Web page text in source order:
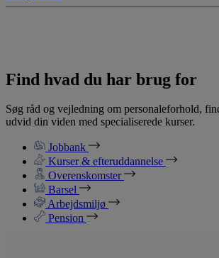
Find hvad du har brug for
Søg råd og vejledning om personaleforhold,
udvid din viden med specialiserede kurser.
Jobbank
Kurser & efteruddannelse
Overenskomster
Barsel
Arbejdsmiljø
Pension